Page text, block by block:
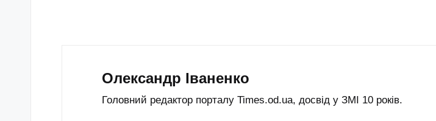
Олександр Іваненко
Головний редактор порталу Times.od.ua, досвід у ЗМІ 10 років.